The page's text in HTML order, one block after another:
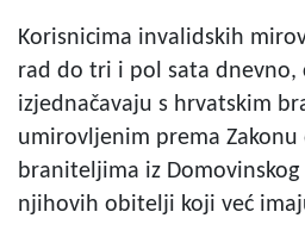
Korisnicima invalidskih
rad do tri i pol sata dnevno,
izjednačavaju s hrvatskim
umirovljenim prema Zakonu
braniteljima iz
njihovih obitelji koji već